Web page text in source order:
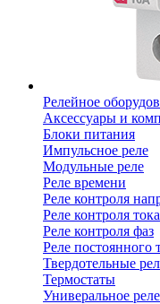
Релейное
Аксессуары и
Блоки питания
Импульсное реле
Модульные реле
Реле времени
Реле контроля
Реле контроля тока
Реле контроля фаз
Реле постоянного
Твердотельные
Термостаты
Универальное реле